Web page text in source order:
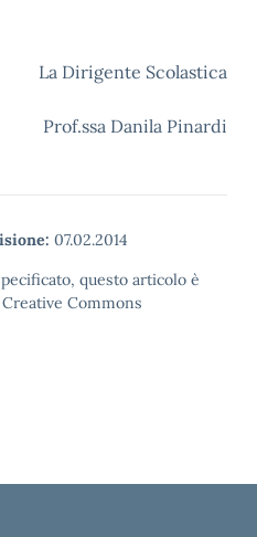
La Dirigente Scolastica
Prof.ssa Danila Pinardi
07.02.2014
questo articolo è
Commons